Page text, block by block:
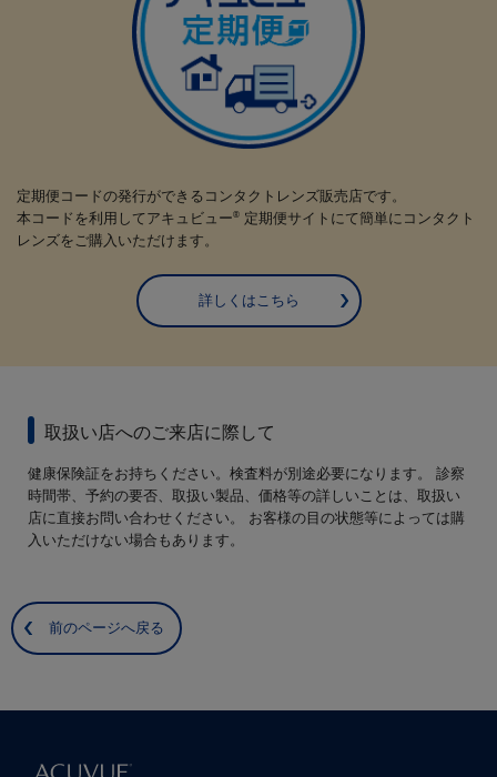
定期便コードの発行ができるコンタクトレンズ販売店です。
本コードを利用してアキュビュー® 定期便サイトにて簡単にコンタクト
レンズをご購入いただけます。
詳しくはこちら
取扱い店へのご来店に際して
健康保険証をお持ちください。検査料が別途必要になります。 診察
時間帯、予約の要否、取扱い製品、価格等の詳しいことは、取扱い
店に直接お問い合わせください。 お客様の目の状態等によっては購
入いただけない場合もあります。
前のページへ戻る